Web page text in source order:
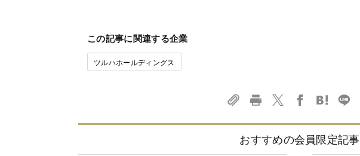
この記事に関連する企業
ツルハホールディングス
おすすめの会員限定記事